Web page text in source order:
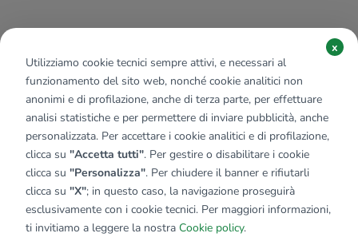
Utilizziamo cookie tecnici sempre attivi, e necessari al
funzionamento del sito web, nonché cookie analitici non
anonimi e di profilazione, anche di terza parte, per effettuare
analisi statistiche e per permettere di inviare pubblicità, anche
personalizzata. Per accettare i cookie analitici e di profilazione,
clicca su "Accetta tutti". Per gestire o disabilitare i cookie
clicca su "Personalizza". Per chiudere il banner e rifiutarli
clicca su "X"; in questo caso, la navigazione proseguirà
esclusivamente con i cookie tecnici. Per maggiori informazioni,
ti invitiamo a leggere la nostra Cookie policy.
x